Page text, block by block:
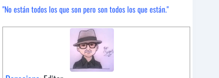
"No están todos los que son pero son todos los que están."